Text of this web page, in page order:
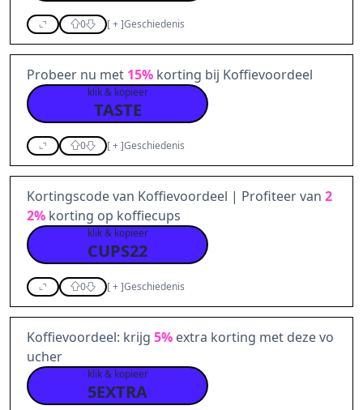
0 [+]Geschiedenis
Probeer nu met 15% korting bij Koffievoordeel
klik & kopieer
TASTE
0 [+]Geschiedenis
Kortingscode van Koffievoordeel | Profiteer van 2
2% korting op koffiecups
klik & kopieer
CUPS22
0 [+]Geschiedenis
Koffievoordeel: krijg 5% extra korting met deze vo
ucher
klik & kopieer
5EXTRA